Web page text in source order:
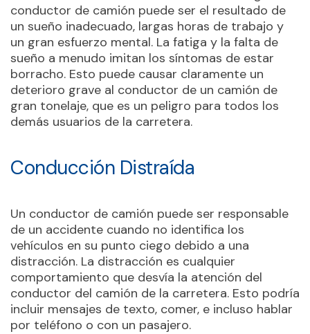
conductor de camión puede ser el resultado de
un sueño inadecuado, largas horas de trabajo y
un gran esfuerzo mental. La fatiga y la falta de
sueño a menudo imitan los síntomas de estar
borracho. Esto puede causar claramente un
deterioro grave al conductor de un camión de
gran tonelaje, que es un peligro para todos los
demás usuarios de la carretera.
Conducción Distraída
Un conductor de camión puede ser responsable
de un accidente cuando no identifica los
vehículos en su punto ciego debido a una
distracción. La distracción es cualquier
comportamiento que desvía la atención del
conductor del camión de la carretera. Esto podría
incluir mensajes de texto, comer, e incluso hablar
por teléfono o con un pasajero.